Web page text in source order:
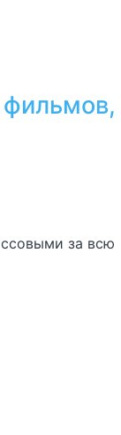
фильмов,
за всю